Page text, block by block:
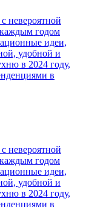
невероятной
годом
идеи,
удобной и
в 2024 году,
в
невероятной
годом
идеи,
удобной и
в 2024 году,
в